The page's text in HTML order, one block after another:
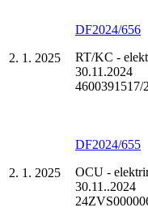
2. 1. 2025
DF2024/656
RT/KC -
30.11.2024
4600391517/
2. 1. 2025
DF2024/655
OCU -
30.11..2024